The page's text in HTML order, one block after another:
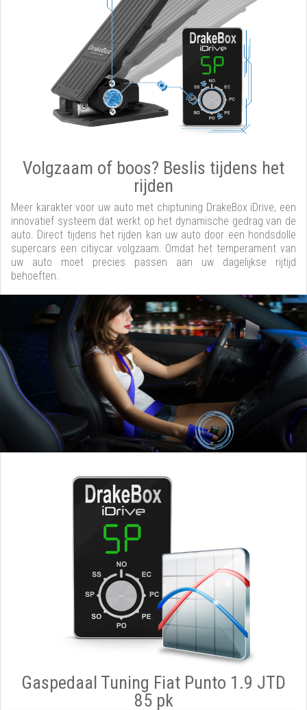
Volgzaam of boos? Beslis tijdens het
rijden
Meer karakter voor uw auto met chiptuning DrakeBox iDrive, een
innovatief systeem dat werkt op het dynamische gedrag van de
auto. Direct tijdens het rijden kan uw auto door een hondsdolle
supercars een citiycar volgzaam. Omdat het temperament van
uw auto moet precies passen aan uw dagelijkse rijtijd
behoeften.
Gaspedaal Tuning Fiat Punto 1.9 JTD
85 pk